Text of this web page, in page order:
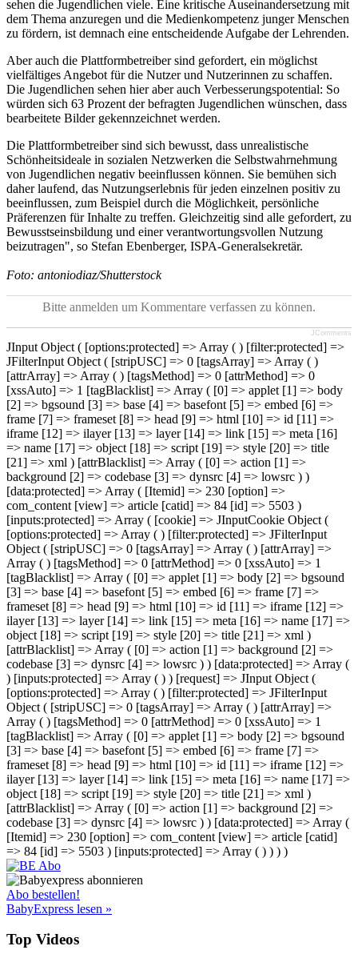
sehen die Jugendlichen viele. Eine kritische Auseinandersetzung mit
dem Thema anzuregen und die Medienkompetenz junger Menschen
zu fördern, ist demnach eine entscheidende Aufgabe der Lehrenden.
Aber auch die Plattformbetreiber sind gefordert, ein möglichst
vielfältiges Angebot für die Nutzer und Nutzerinnen zu schaffen.
Die Jugendlichen sehen hier aber auch Verbesserungspotential: So
würden sich 63 Prozent der befragten Jugendlichen wünschen, dass
bearbeitete Bilder gekennzeichnet werden.
Die Plattformbetreiber sind sich bewusst, dass unrealistische
Schönheitsideale in sozialen Netzwerken die Selbstwahrnehmung
von Jugendlichen negativ beeinflussen können. Sie bemühen sich
daher laufend, das Nutzungserlebnis für jeden einzelnen positiv zu
beeinflussen, zum Beispiel durch die Möglichkeit, persönliche
Präferenzen für Inhalte zu treffen. Gleichzeitig sind alle gefordert, zu
Bewusstseinsbildung und einer verantwortungsvollen Nutzung
beizutragen", so Stefan Ebenberger, ISPA-Generalsekretär.
Foto: antoniodiaz/Shutterstock
Bitte anmelden um Kommentare verfassen zu können.
JComments
JInput Object ( [options:protected] => Array ( ) [filter:protected] =>
JFilterInput Object ( [stripUSC] => 0 [tagsArray] => Array ( )
[attrArray] => Array ( ) [tagsMethod] => 0 [attrMethod] => 0
[xssAuto] => 1 [tagBlacklist] => Array ( [0] => applet [1] => body
[2] => bgsound [3] => base [4] => basefont [5] => embed [6] =>
frame [7] => frameset [8] => head [9] => html [10] => id [11] =>
iframe [12] => ilayer [13] => layer [14] => link [15] => meta [16]
=> name [17] => object [18] => script [19] => style [20] => title
[21] => xml ) [attrBlacklist] => Array ( [0] => action [1] =>
background [2] => codebase [3] => dynsrc [4] => lowsrc ) )
[data:protected] => Array ( [Itemid] => 230 [option] =>
com_content [view] => article [catid] => 84 [id] => 5503 )
[inputs:protected] => Array ( [cookie] => JInputCookie Object (
[options:protected] => Array ( ) [filter:protected] => JFilterInput
Object ( [stripUSC] => 0 [tagsArray] => Array ( ) [attrArray] =>
Array ( ) [tagsMethod] => 0 [attrMethod] => 0 [xssAuto] => 1
[tagBlacklist] => Array ( [0] => applet [1] => body [2] => bgsound
[3] => base [4] => basefont [5] => embed [6] => frame [7] =>
frameset [8] => head [9] => html [10] => id [11] => iframe [12] =>
ilayer [13] => layer [14] => link [15] => meta [16] => name [17] =>
object [18] => script [19] => style [20] => title [21] => xml )
[attrBlacklist] => Array ( [0] => action [1] => background [2] =>
codebase [3] => dynsrc [4] => lowsrc ) ) [data:protected] => Array (
) [inputs:protected] => Array ( ) ) [request] => JInput Object (
[options:protected] => Array ( ) [filter:protected] => JFilterInput
Object ( [stripUSC] => 0 [tagsArray] => Array ( ) [attrArray] =>
Array ( ) [tagsMethod] => 0 [attrMethod] => 0 [xssAuto] => 1
[tagBlacklist] => Array ( [0] => applet [1] => body [2] => bgsound
[3] => base [4] => basefont [5] => embed [6] => frame [7] =>
frameset [8] => head [9] => html [10] => id [11] => iframe [12] =>
ilayer [13] => layer [14] => link [15] => meta [16] => name [17] =>
object [18] => script [19] => style [20] => title [21] => xml )
[attrBlacklist] => Array ( [0] => action [1] => background [2] =>
codebase [3] => dynsrc [4] => lowsrc ) ) [data:protected] => Array (
[Itemid] => 230 [option] => com_content [view] => article [catid]
=> 84 [id] => 5503 ) [inputs:protected] => Array ( ) ) ) )
Abo bestellen!
BabyExpress lesen »
Top Videos